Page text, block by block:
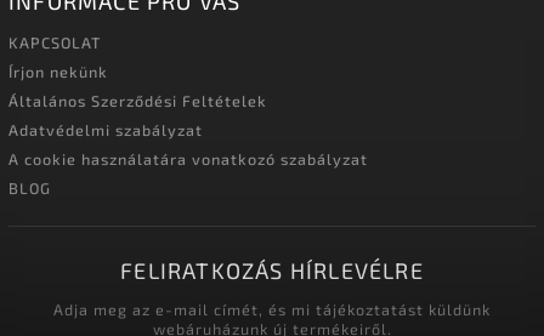
KAPCSOLAT
Írjon nekünk
Általános Szerződési Feltételek
Adatvédelmi szabályzat
A cookie használatára vonatkozó szabályzat
BLOG
FELIRATKOZÁS HÍRLEVÉLRE
Adja meg az e-mail címét, és mi tájékoztatást küldünk
webáruházunk új termékeiről.